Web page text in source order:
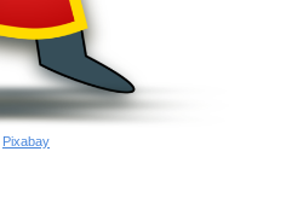
Pixabay